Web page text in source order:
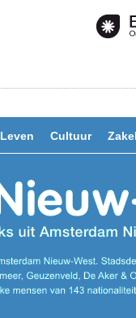
Leven Cultuur